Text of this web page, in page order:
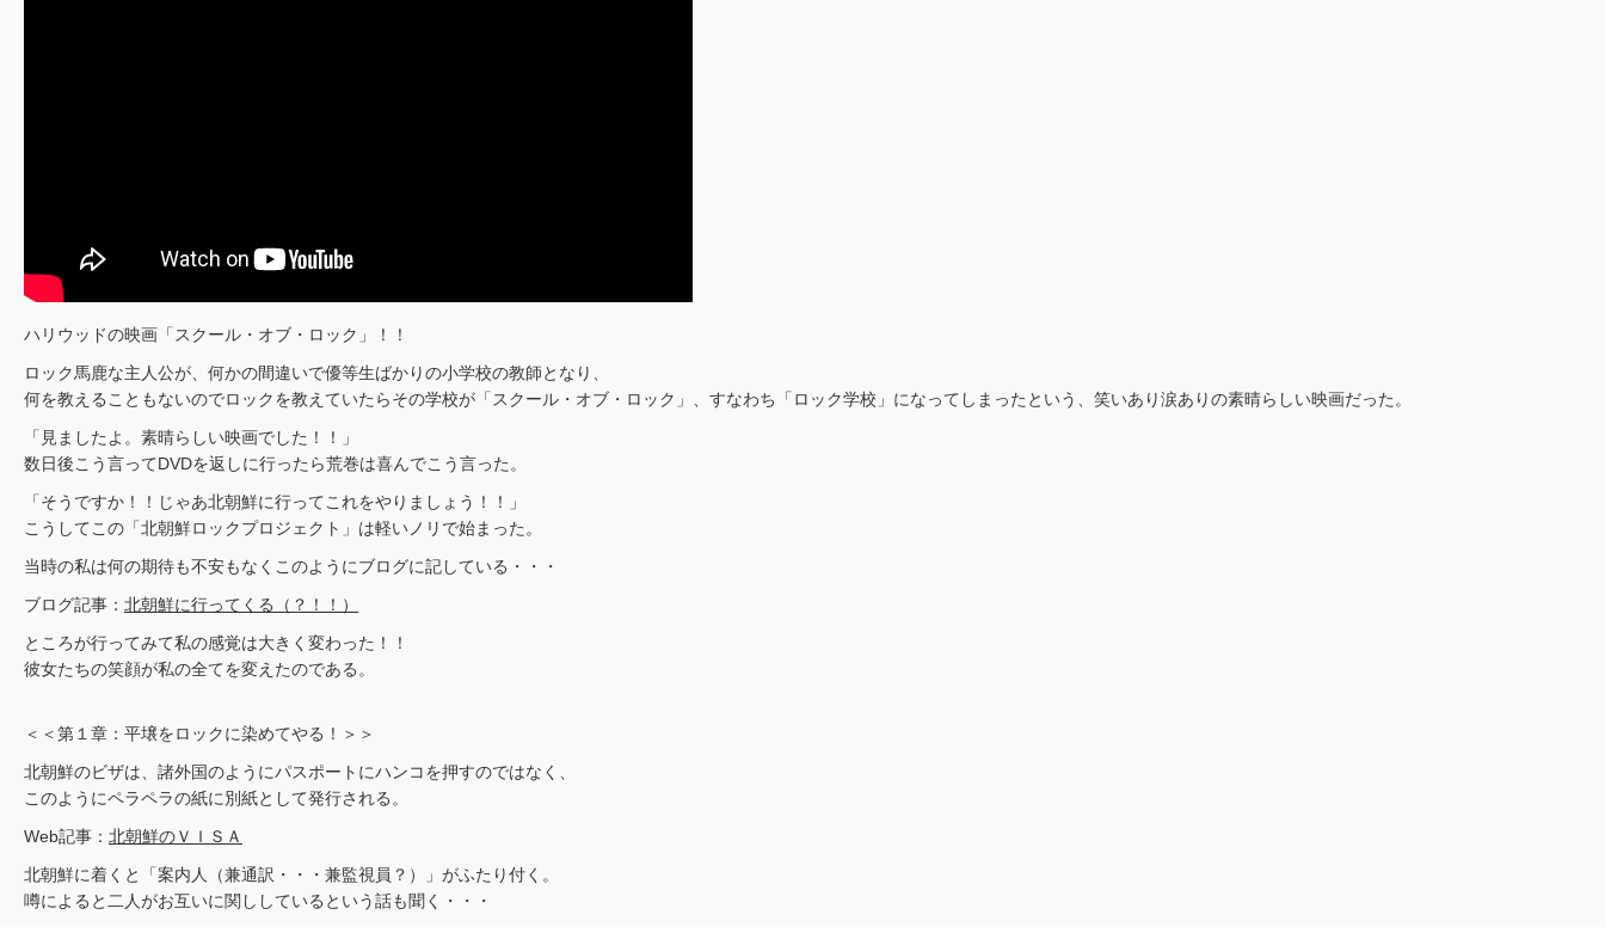
ハリウッドの映画「スクール・オブ・ロック」！！
ロック馬鹿な主人公が、何かの間違いで優等生ばかりの小学校の教師となり、
何を教えることもないのでロックを教えていたらその学校が「スクール・オブ・ロック」、すなわち「ロック学校」になってしまったという、笑いあり涙ありの素晴らしい映画だった。
「見ましたよ。素晴らしい映画でした！！」
数日後こう言ってDVDを返しに行ったら荒巻は喜んでこう言った。
「そうですか！！じゃあ北朝鮮に行ってこれをやりましょう！！」
こうしてこの「北朝鮮ロックプロジェクト」は軽いノリで始まった。
当時の私は何の期待も不安もなくこのようにブログに記している・・・
ブログ記事： 北朝鮮に行ってくる（？！！）
ところが行ってみて私の感覚は大きく変わった！！
彼女たちの笑顔が私の全てを変えたのである。
＜＜第１章：平壌をロックに染めてやる！＞＞
北朝鮮のビザは、諸外国のようにパスポートにハンコを押すのではなく、
このようにペラペラの紙に別紙として発行される。
Web記事： 北朝鮮のＶＩＳＡ
北朝鮮に着くと「案内人（兼通訳・・・兼監視員？）」がふたり付く。
噂によると二人がお互いに関ししているという話も聞く・・・